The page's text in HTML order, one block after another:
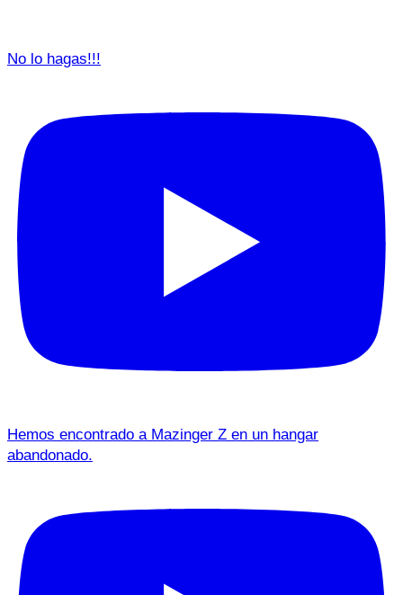
No lo hagas!!!
Hemos encontrado a Mazinger Z en un hangar
abandonado.